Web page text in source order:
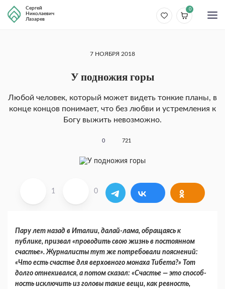
Сергей
Николаевич
Лазарев
0
7 НОЯБРЯ 2018
У подножия горы
Любой человек, который может видеть тонкие планы, в
конце концов понимает, что без любви и устремления к
Богу выжить невозможно.
0 721
1 0
Пару лет назад в Италии, далай-лама, обра­щаясь к
публике, призвал «проводить свою жизнь в постоянном
счастье». Журналисты тут же потребовали пояснений:
«Что есть счастье для верховного монаха Тибета?» Тот
долго отне­кивался, а потом сказал: «Счастье — это способ­
ность исключить из головы такие вещи, как рев­ность,